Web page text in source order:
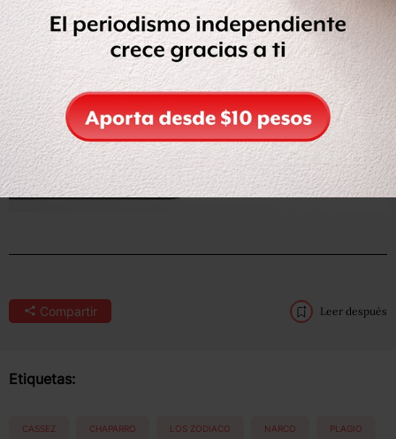
Compartir Leer después
Etiquetas:
CASSEZ CHAPARRO LOS ZODIACO NARCO PLAGIO